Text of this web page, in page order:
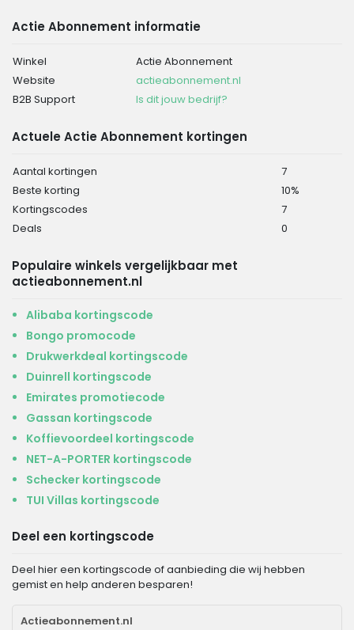
Actie Abonnement informatie
Winkel
Actie Abonnement
Website
actieabonnement.nl
B2B Support
Is dit jouw bedrijf?
Actuele Actie Abonnement kortingen
Aantal kortingen
7
Beste korting
10%
Kortingscodes
7
Deals
0
Populaire winkels vergelijkbaar met
actieabonnement.nl
Alibaba kortingscode
Bongo promocode
Drukwerkdeal kortingscode
Duinrell kortingscode
Emirates promotiecode
Gassan kortingscode
Koffievoordeel kortingscode
NET-A-PORTER kortingscode
Schecker kortingscode
TUI Villas kortingscode
Deel een kortingscode
Deel hier een kortingscode of aanbieding die wij hebben
gemist en help anderen besparen!